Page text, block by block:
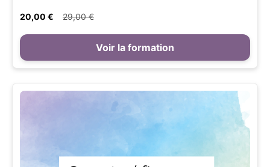
20,00 € 29,00 €
Voir la formation